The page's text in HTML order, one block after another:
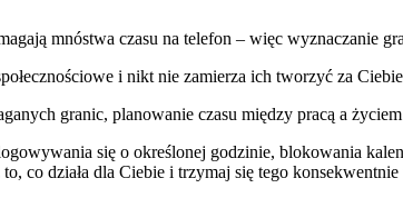
mnóstwa czasu na telefon – więc wyznaczanie
i nikt nie zamierza ich tworzyć za
granic, planowanie czasu między pracą a
się o określonej godzinie, blokowania
co działa dla Ciebie i trzymaj się tego konsekwentnie